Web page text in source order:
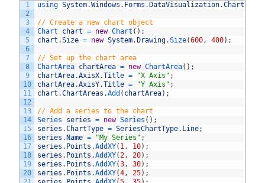
1
2
3
4
5
6
7
8
9
10
11
12
13
14
15
16
17
18
19
20
using System.Windows . Forms . DataVisualization.Charting
// Create a new chart object
Chart chart = new Chart ( ) ;
chart .Size = new System. Drawing.Size(600, 400) ;
// Set up the chart area
ChartArea chartArea = new ChartArea( ) ;
chartArea.AxisX.Title = "X Axis" ;
chartArea.AxisY.Title = "Y Axis" ;
chart .ChartAreas .Add ( chartArea) ;
// Add a series to the chart
Series series = new Series ( ) ;
series .ChartType = SeriesChartType. Line;
series . Name = "My Series" ;
series . Points .AddXY( 1, 10) ;
series . Points .AddXY(2, 20) ;
series . Points .AddXY(3, 30) ;
series . Points .AddXY(4, 25) ;